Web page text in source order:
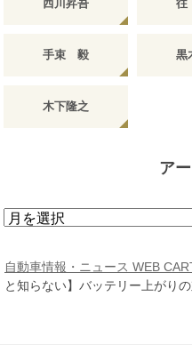
西川昇吾 往
手束 毅 黒
木下隆之
ア
ア
カ
イ
自動車情報・ニュース WEB
と知らない】バッテリー上がり